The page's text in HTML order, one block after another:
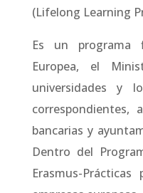
(Lifelong Learning
Es un programa
Europea, el
universidades y
correspondientes,
bancarias y
Dentro del
Erasmus-